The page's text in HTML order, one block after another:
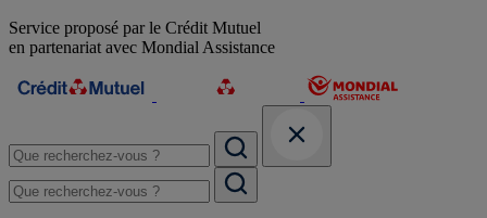
Service proposé par le Crédit Mutuel
en partenariat avec Mondial Assistance